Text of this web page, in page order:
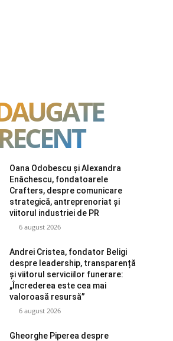
RECENT
Oana Odobescu și Alexandra
Enăchescu, fondatoarele
Crafters, despre comunicare
strategică, antreprenoriat și
viitorul industriei de PR
6 august 2026
Andrei Cristea, fondator Beligi
despre leadership, transparență
și viitorul serviciilor funerare:
„Încrederea este cea mai
valoroasă resursă”
6 august 2026
Gheorghe Piperea despre